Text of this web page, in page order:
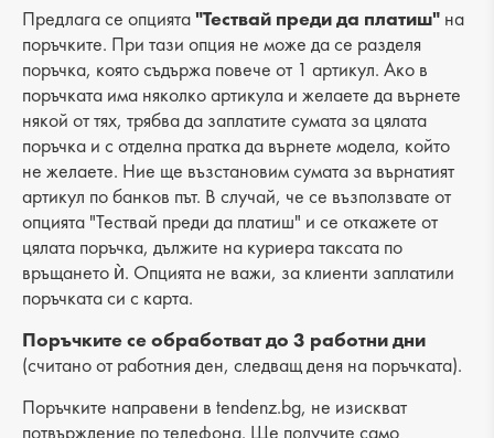
Категория: чехли
Лицев материал: естествена кожа
Хастар: текстил
Ходило/Подметка: равна
Вид стелка: еко кожа
Височина подметка: 2 cm
Височина на платформата : 4 cm
Предлага се опцията"Тествай преди да платиш" на
поръчките. При тази опция не може да се разделя
поръчка, която съдържа повече от 1 артикул. Ако в
поръчката има няколко артикула и желаете да върнете
някой от тях, трябва да заплатите сумата за цялата
поръчка и с отделна пратка да върнете модела, който
не желаете. Ние ще възстановим сумата за върнатият
артикул по банков път. В случай, че се възползвате от
опцията "Тествай преди да платиш" и се откажете от
цялата поръчка, дължите на куриера таксата по
връщането ѝ. Опцията не важи, за клиенти заплатили
поръчката си с карта.
Поръчките се обработват до 3 работни дни
(считано от работния ден, следващ деня на поръчката).
Поръчките направени в tendenz.bg, не изискват
потвърждение по телефона. Ще получите само